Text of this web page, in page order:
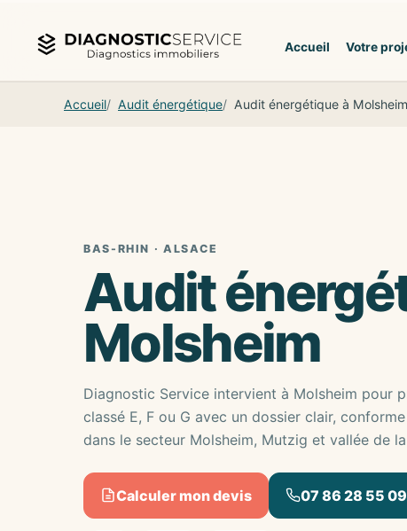
Accueil Votre
Accueil Audit énergétique Audit énergétique à Molsheim
BAS-RHIN · ALSACE
Audit
Molsheim
Diagnostic Service intervient à Molsheim pour
classé E, F ou G avec un dossier clair,
dans le secteur Molsheim, Mutzig et vallée de
Calculer mon devis 07 86 28 55 09